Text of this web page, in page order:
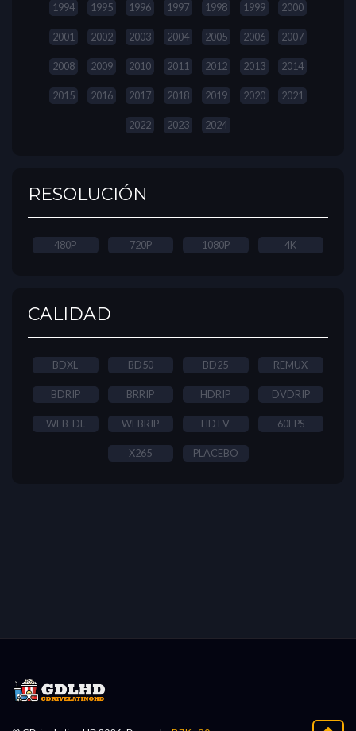
1994 1995 1996 1997 1998 1999 2000
2001 2002 2003 2004 2005 2006 2007
2008 2009 2010 2011 2012 2013 2014
2015 2016 2017 2018 2019 2020 2021
2022 2023 2024
RESOLUCIÓN
480P 720P 1080P 4K
CALIDAD
BDXL BD50 BD25 REMUX
BDRIP BRRIP HDRIP DVDRIP
WEB-DL WEBRIP HDTV 60FPS
X265 PLACEBO